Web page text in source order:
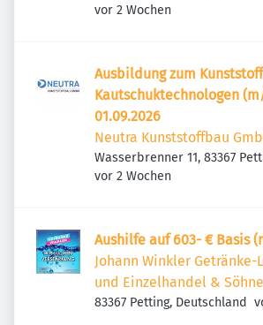
Deutschland
Veröffentlicht
vor 2 Wochen
Ausbildung zum
Kautschuktechnologen
01.09.2026
Neutra Kunststoffbau
Wasserbrenner 11, 83367
Deutschland
Veröffentlicht
vor 2 Wochen
Aushilfe auf 603- € Basis
Johann Winkler Getränke-
und Einzelhandel & Söhne
83367 Petting, Deutschland